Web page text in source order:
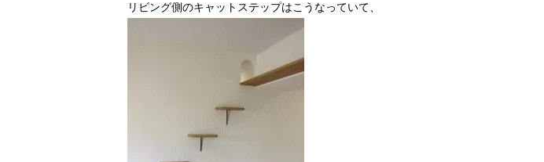
リビング側のキャットステップはこうなっていて、